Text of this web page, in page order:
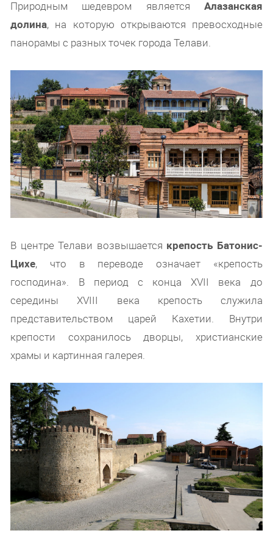
Природным шедевром является Алазанская
долина, на которую открываются превосходные
панорамы с разных точек города Телави.
В центре Телави возвышается крепость Батонис-
Цихе, что в переводе означает «крепость
господина». В период с конца XVII века до
середины XVIII века крепость служила
представительством царей Кахетии. Внутри
крепости сохранилось дворцы, христианские
храмы и картинная галерея.